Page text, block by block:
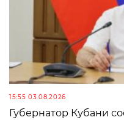
15:55 03.08.2026
Губернатор Кубани